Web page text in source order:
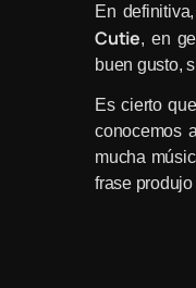
En
Cutie, en
buen gusto,
Es cierto
conocemos
mucha
frase